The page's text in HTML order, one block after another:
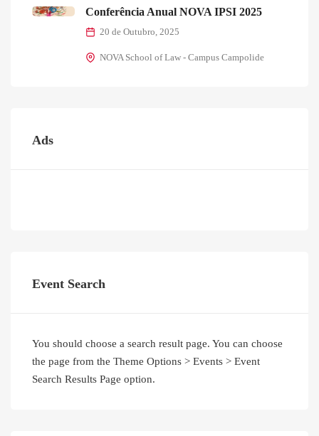
Conferência Anual NOVA IPSI 2025
20 de Outubro, 2025
NOVA School of Law - Campus Campolide
Ads
Event Search
You should choose a search result page. You can choose
the page from the Theme Options > Events > Event
Search Results Page option.